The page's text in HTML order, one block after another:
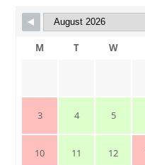
M T W
3 4 5
10 11 12